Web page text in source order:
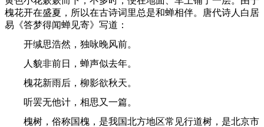
槐花开在盛夏，所以在古诗词里总是和蝉相伴。唐代诗人白居
易《答梦得闻蝉见寄》写道：
开缄思浩然，独咏晚风前。
人貌非前日，蝉声似去年。
槐花新雨后，柳影欲秋天。
听罢无他计，相思又一篇。
槐树，俗称国槐，是我国北方地区常见行道树，是北京市